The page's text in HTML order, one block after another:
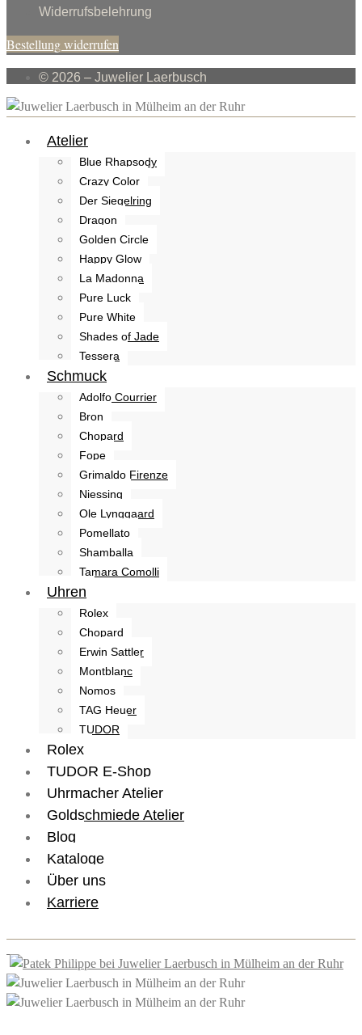
Widerrufsbelehrung
Bestellung widerrufen
© 2026 – Juwelier Laerbusch
Atelier
Blue Rhapsody
Crazy Color
Der Siegelring
Dragon
Golden Circle
Happy Glow
La Madonna
Pure Luck
Pure White
Shades of Jade
Tessera
Schmuck
Adolfo Courrier
Bron
Chopard
Fope
Grimaldo Firenze
Niessing
Ole Lynggaard
Pomellato
Shamballa
Tamara Comolli
Uhren
Rolex
Chopard
Erwin Sattler
Montblanc
Nomos
TAG Heuer
TUDOR
Rolex
TUDOR E-Shop
Uhrmacher Atelier
Goldschmiede Atelier
Blog
Kataloge
Über uns
Karriere